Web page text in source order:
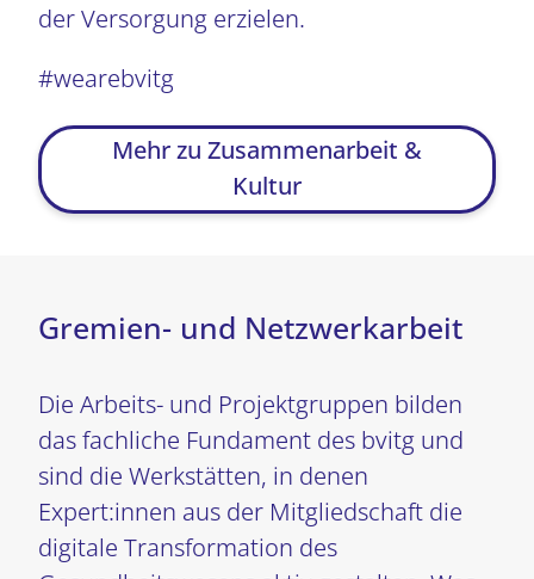
der Versorgung erzielen.
#wearebvitg
Mehr zu Zusammenarbeit &
Kultur
Gremien- und Netzwerkarbeit
Die Arbeits- und Projektgruppen bilden
das fachliche Fundament des bvitg und
sind die Werkstätten, in denen
Expert:innen aus der Mitgliedschaft die
digitale Transformation des